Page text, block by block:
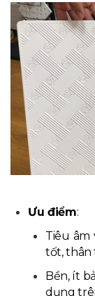
Ưu điểm:
Tiêu âm
tốt, thân
Bền, ít
dụng